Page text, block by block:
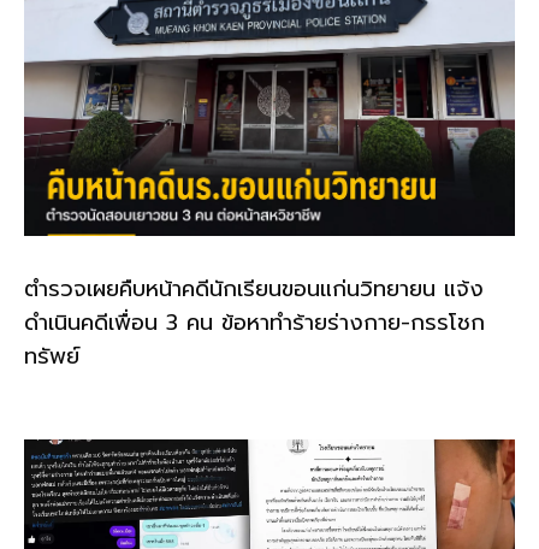
ตำรวจเผยคืบหน้าคดีนักเรียนขอนแก่นวิทยายน แจ้ง
ดำเนินคดีเพื่อน 3 คน ข้อหาทำร้ายร่างกาย-กรรโชก
ทรัพย์